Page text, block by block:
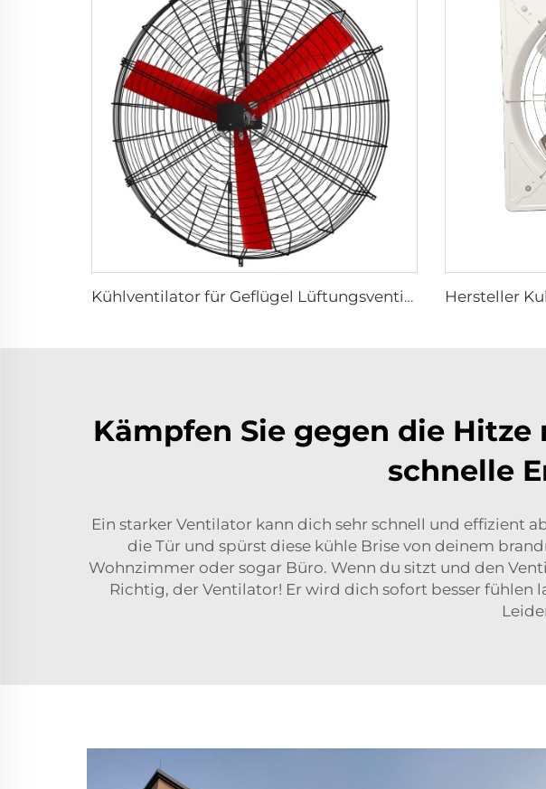
Kühlventilator für Geflügel Lüftungsventilator
Kämpfen Sie gegen die
schnelle
Ein starker Ventilator kann dich sehr schnell und effizient
die Tür und spürst diese kühle Brise von deinem
Wohnzimmer oder sogar Büro. Wenn du sitzt und den
Richtig, der Ventilator! Er wird dich sofort besser fühlen